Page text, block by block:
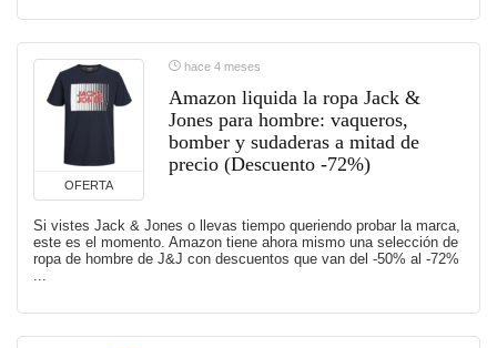
OFERTA
hace 4 meses
Amazon liquida la ropa Jack &
Jones para hombre: vaqueros,
bomber y sudaderas a mitad de
precio (Descuento -72%)
Si vistes Jack & Jones o llevas tiempo queriendo probar la marca,
este es el momento. Amazon tiene ahora mismo una selección de
ropa de hombre de J&J con descuentos que van del -50% al -72%
...